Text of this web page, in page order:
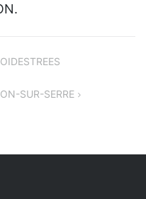
SUR-SERRE